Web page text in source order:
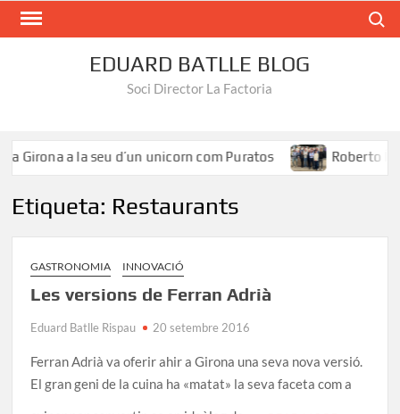
EDUARD BATLLE BLOG
Soci Director La Factoria
Girona a la seu d’un unicorn com Puratos Roberto
Etiqueta: Restaurants
GASTRONOMIA INNOVACIÓ
Les versions de Ferran Adrià
Eduard Batlle Rispau 20 setembre 2016
Ferran Adrià va oferir ahir a Girona una seva nova versió.
El gran geni de la cuina ha «matat» la seva faceta com a